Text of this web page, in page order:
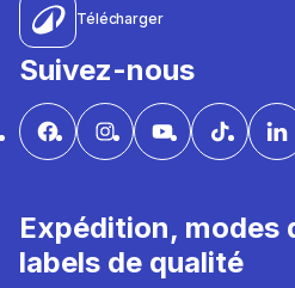
Télécharger
Suivez-nous
Expédition, modes
labels de qualité